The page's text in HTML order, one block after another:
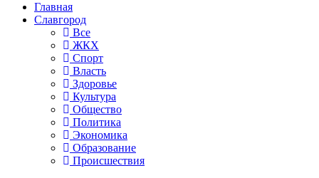
Главная
Славгород
Все
ЖКХ
Спорт
Власть
Здоровье
Культура
Общество
Политика
Экономика
Образование
Происшествия